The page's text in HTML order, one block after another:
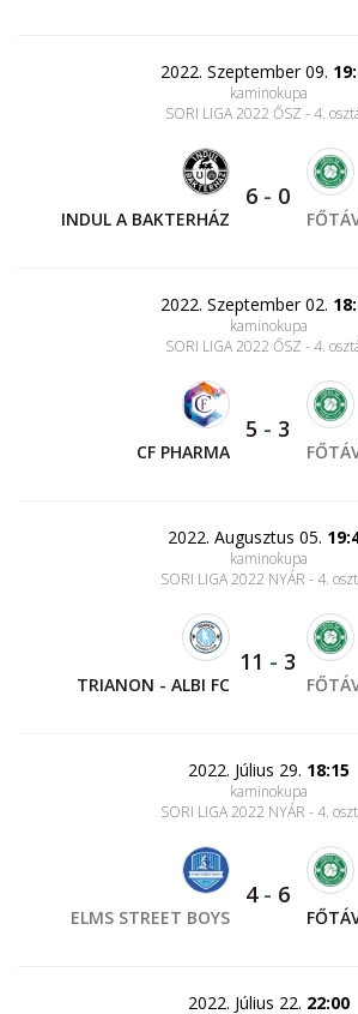
2022. Szeptember 09.
kaminokupa
SORI LIGA 2022 ŐSZ - 4.
INDUL A BAKTERHÁZ
6 - 0
2022. Szeptember 02.
kaminokupa
SORI LIGA 2022 ŐSZ - 4.
CF PHARMA
5 - 3
2022. Augusztus 05.
kaminokupa
SORI LIGA 2022 NYÁR - 4.
TRIANON - ALBI FC
11 - 3
2022. Július 29. 18:15
kaminokupa
SORI LIGA 2022 NYÁR - 4.
ELMS STREET BOYS
4- 6
2022. Július 22. 22:00